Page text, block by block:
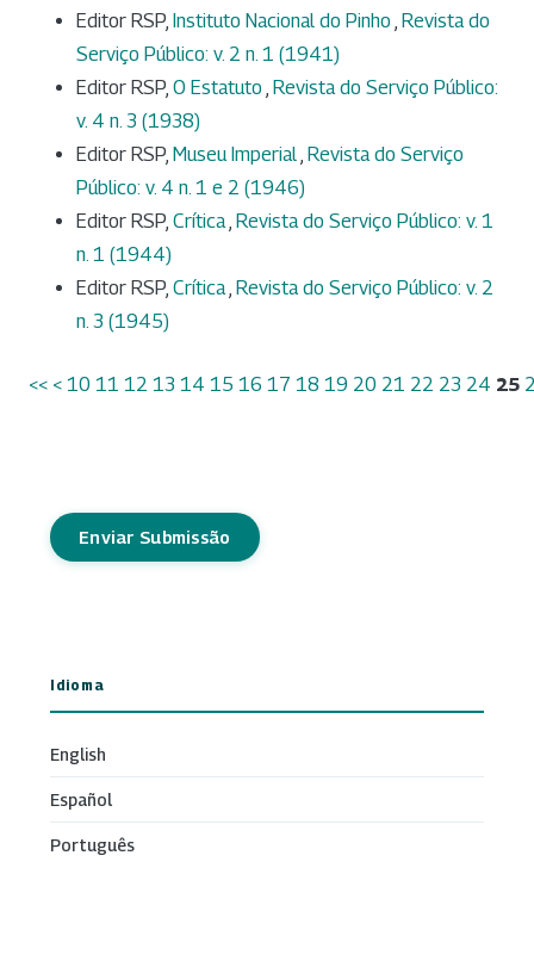
Editor RSP, Instituto Nacional do Pinho , Revista do
Serviço Público: v. 2 n. 1 (1941)
Editor RSP, O Estatuto , Revista do Serviço Público:
v. 4 n. 3 (1938)
Editor RSP, Museu Imperial, Revista do Serviço
Público: v. 4 n. 1 e 2 (1946)
Editor RSP, Crítica, Revista do Serviço Público: v. 1
n. 1 (1944)
Editor RSP, Crítica, Revista do Serviço Público: v. 2
n. 3 (1945)
<< < 10 11 12 13 14 15 16 17 18 19 20 21 22 23 24 25
Enviar Submissão
Idioma
English
Español
Português